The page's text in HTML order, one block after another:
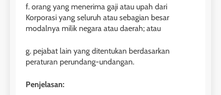
f. orang yang menerima gaji atau upah dari
Korporasi yang seluruh atau sebagian besar
modalnya milik negara atau daerah; atau
g. pejabat lain yang ditentukan berdasarkan
peraturan perundang-undangan.
Penjelasan: